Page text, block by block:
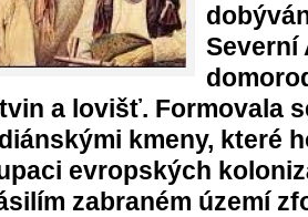
Severní
a lovišť. Formovala
kmeny, které
evropských
zabraném území